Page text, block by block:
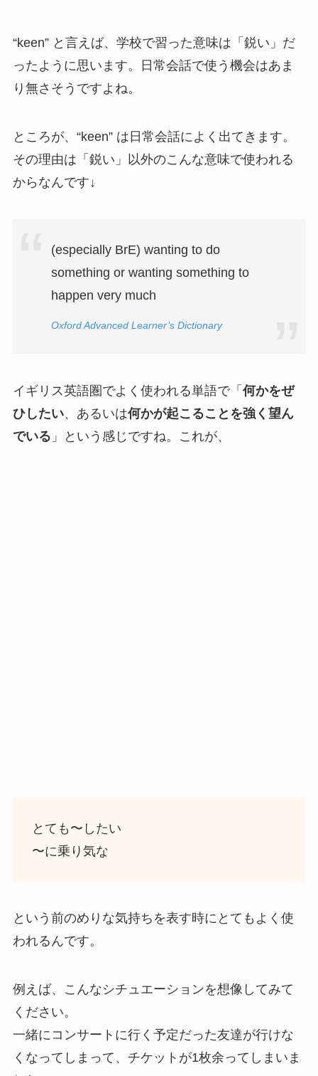
“keen” と言えば、学校で習った意味は「鋭い」だ
ったように思います。日常会話で使う機会はあま
り無さそうですよね。
ところが、“keen” は日常会話によく出てきます。
その理由は「鋭い」以外のこんな意味で使われる
からなんです↓
(especially BrE) wanting to do
something or wanting something to
happen very much
Oxford Advanced Learner’s Dictionary
イギリス英語圏でよく使われる単語で「 何かをぜ
ひしたい、あるいは何かが起こることを強く望ん
でいる 」という感じですね。これが、
とても〜したい
〜に乗り気な
という前のめりな気持ちを表す時にとてもよく使
われるんです。
例えば、こんなシチュエーションを想像してみて
ください。
一緒にコンサートに行く予定だった友達が行けな
くなってしまって、チケットが1枚余ってしまいま